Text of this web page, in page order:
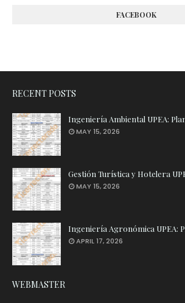
FACEBOOK
RECENT POSTS
Ingeniería Ambiental UPEA:
MAY 15, 2026
Gestión Turística y Hotelera
MAY 15, 2026
Ingeniería Agronómica UPEA:
APRIL 17, 2026
WEBMASTER